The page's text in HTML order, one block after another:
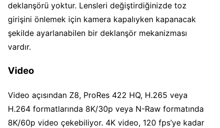
deklanşörü yoktur. Lensleri değiştirdiğinizde toz
girişini önlemek için kamera kapalıyken kapanacak
şekilde ayarlanabilen bir deklanşör mekanizması
vardır.
Video
Video açısından Z8, ProRes 422 HQ, H.265 veya
H.264 formatlarında 8K/30p veya N-Raw formatında
8K/60p video çekebiliyor. 4K video, 120 fps’ye kadar